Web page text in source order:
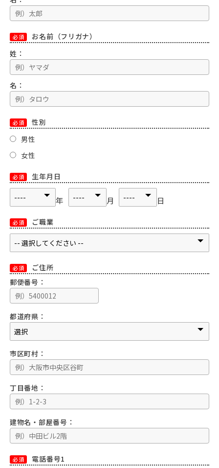
必須
お名前（フリガナ）
姓：
名：
必須
性別
男性
女性
必須 生年月日
年 月 日
必須 ご職業
必須
ご住所
郵便番号：
都道府県：
市区町村：
丁目番地：
建物名・部屋番号：
必須 電話番号1